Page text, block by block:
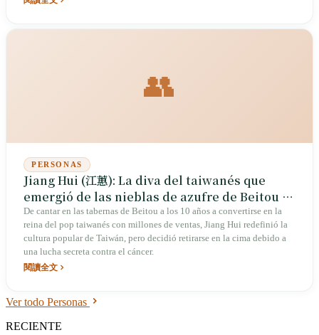
👥
PERSONAS
Jiang Hui (江蕙): La diva del taiwanés que
emergió de las nieblas de azufre de Beitou y
su secreta batalla de nueve años
De cantar en las tabernas de Beitou a los 10 años a convertirse en la
reina del pop taiwanés con millones de ventas, Jiang Hui redefinió la
cultura popular de Taiwán, pero decidió retirarse en la cima debido a
una lucha secreta contra el cáncer.
閱讀全文
Ver todo Personas
RECIENTE